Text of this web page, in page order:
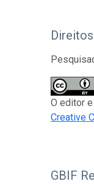
Direitos
O editor
Creative
GBIF